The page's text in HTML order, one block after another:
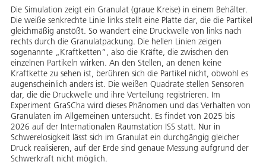
Die Simulation zeigt ein Granulat (graue Kreise) in einem Behälter.
Die weiße senkrechte Linie links stellt eine Platte dar, die die Partikel
gleichmäßig anstößt. So wandert eine Druckwelle von links nach
rechts durch die Granulatpackung. Die hellen Linien zeigen
sogenannte „Kraftketten“, also die Kräfte, die zwischen den
einzelnen Partikeln wirken. An den Stellen, an denen keine
Kraftkette zu sehen ist, berühren sich die Partikel nicht, obwohl es
augenscheinlich anders ist. Die weißen Quadrate stellen Sensoren
dar, die die Druckwelle und ihre Verteilung registrieren. Im
Experiment GraSCha wird dieses Phänomen und das Verhalten von
Granulaten im Allgemeinen untersucht. Es findet von 2025 bis
2026 auf der Internationalen Raumstation ISS statt. Nur in
Schwerelosigkeit lässt sich im Granulat ein durchgängig gleicher
Druck realisieren, auf der Erde sind genaue Messung aufgrund der
Schwerkraft nicht möglich.